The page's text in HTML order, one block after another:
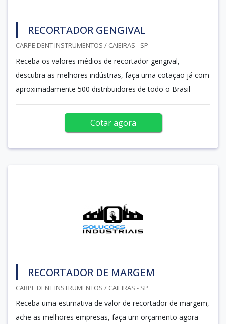
RECORTADOR GENGIVAL
CARPE DENT INSTRUMENTOS / CAIEIRAS - SP
Receba os valores médios de recortador gengival,
descubra as melhores indústrias, faça uma cotação já com
aproximadamente 500 distribuidores de todo o Brasil
Cotar agora
RECORTADOR DE MARGEM
CARPE DENT INSTRUMENTOS / CAIEIRAS - SP
Receba uma estimativa de valor de recortador de margem,
ache as melhores empresas, faça um orçamento agora